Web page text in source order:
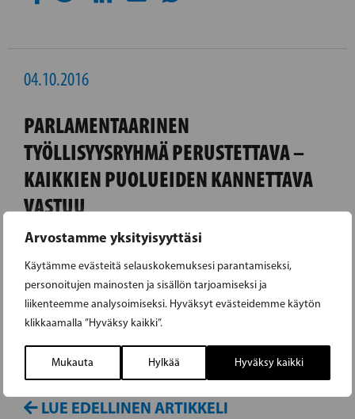
Arvostamme yksityisyyttäsi
Käytämme evästeitä selauskokemuksesi parantamiseksi,
personoitujen mainosten ja sisällön tarjoamiseksi ja
liikenteemme analysoimiseksi. Hyväksyt evästeidemme käytön
klikkaamalla ”Hyväksy kaikki”.
Mukauta Hylkää Hyväksy kaikki
04.10.2016
PARLAMENTAARINEN
TYÖLLISYYSRYHMÄ PERUSTETTAVA –
KAIKKIEN PUOLUEIDEN KANNETTAVA
VASTUU
RKP:n puheenjohtaja Anna-Maja Henriksson ja
Ruotsalaisen eduskuntaryhmän
puheenjohtaja Stefan Wallin esittävät
parlamentaarista työllisyysryhmää. Ryhmän
tehtävänä olisi löytää ratkaisu työllisyyden
parantamiseksi.
LUE EDELLINEN ARTIKKELI